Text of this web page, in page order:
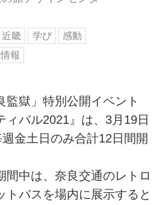
近畿 学び
感動
報
監獄」特別公開イベント
ィバル2021』は、3月19日
金土日のみ合計12日間開
間中は、奈良交通のレトロ
トバスを場内に展示すると